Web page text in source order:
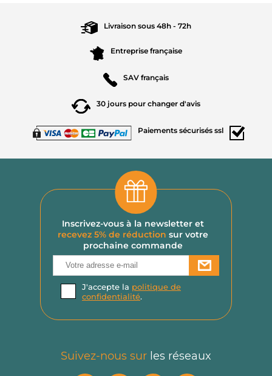
au four micro-ondes avec leur couvercle muni
d'une valve d'évacuation d'air. Nos boîtes de
conservation en inox ne peuvent pas être
passées au micro-ondes, ni leur couvercle.
Livraison sous48h - 72h
Entreprisefrançaise
SAV français
30 jours pour changer d'avis
Paiementssécurisés ssl
Inscrivez-vous à la newsletter et
recevez 5% de réduction sur votre
prochaine commande
J'accepte la politique de
confidentialité.
Suivez-nous sur les réseaux